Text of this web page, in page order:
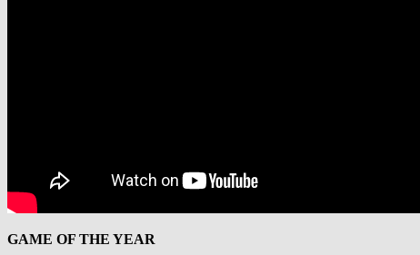
GAME OF THE YEAR